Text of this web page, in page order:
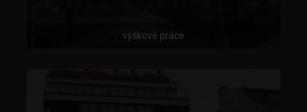
výškové práce